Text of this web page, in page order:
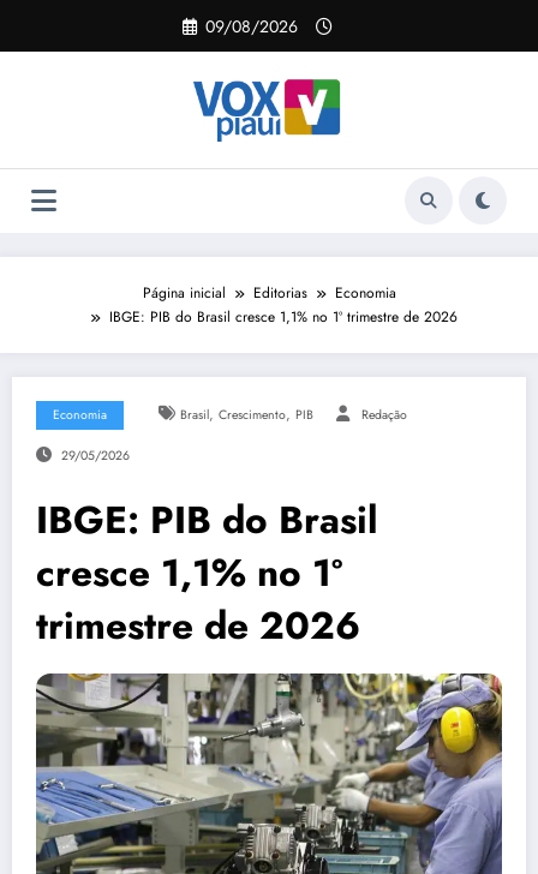
o
09/08/2026
Página inicial Editorias
Economia
IBGE: PIB do Brasil cresce 1,1% no 1º trimestre de 2026
Economia Brasil, Crescimento, PIB Redação
29/05/2026
IBGE: PIB do Brasil
cresce 1,1% no 1º
trimestre de 2026